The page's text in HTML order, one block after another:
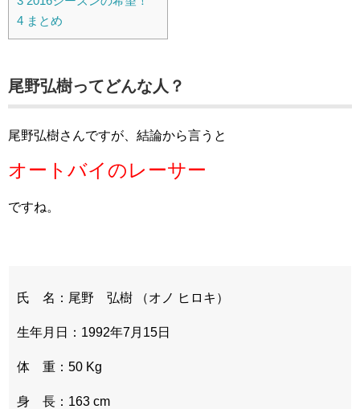
4 まとめ
尾野弘樹ってどんな人？
尾野弘樹さんですが、結論から言うと
オートバイのレーサー
ですね。
氏 名：尾野 弘樹 （オノ ヒロキ）
生年月日：1992年7月15日
体 重：50 Kg
身 長：163 cm